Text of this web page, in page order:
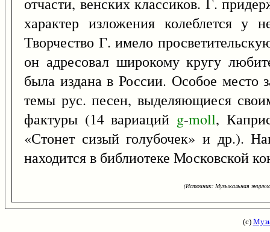
характер изложения колеблется
Творчество Г. имело
он адресовал широкому кругу
была издана в России. Особое место
темы рус. песен, выделяющиеся
фактуры (14 вариаций g-moll,
«Стонет сизый голубочек» и др.).
находится в библиотеке Московской
(Источник: Музыкальная
(с)